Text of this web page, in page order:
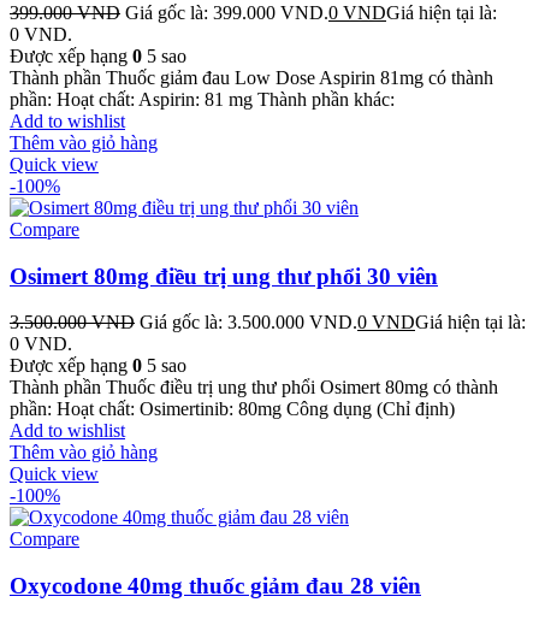
399.000VND Giá gốc là: 399.000 VND.0 VNDGiá hiện tại là:
0 VND.
Được xếp hạng 0 5 sao
Thành phần Thuốc giảm đau Low Dose Aspirin 81mg có thành
phần: Hoạt chất: Aspirin: 81 mg Thành phần khác:
Add to wishlist
Thêm vào giỏ hàng
Quick view
-100%
Compare
Osimert 80mg điều trị ung thư phổi 30 viên
3.500.000VND Giá gốc là: 3.500.000 VND.0 VNDGiá hiện tại là:
0 VND.
Được xếp hạng 0 5 sao
Thành phần Thuốc điều trị ung thư phổi Osimert 80mg có thành
phần: Hoạt chất: Osimertinib: 80mg Công dụng (Chỉ định)
Add to wishlist
Thêm vào giỏ hàng
Quick view
-100%
Compare
Oxycodone 40mg thuốc giảm đau 28 viên